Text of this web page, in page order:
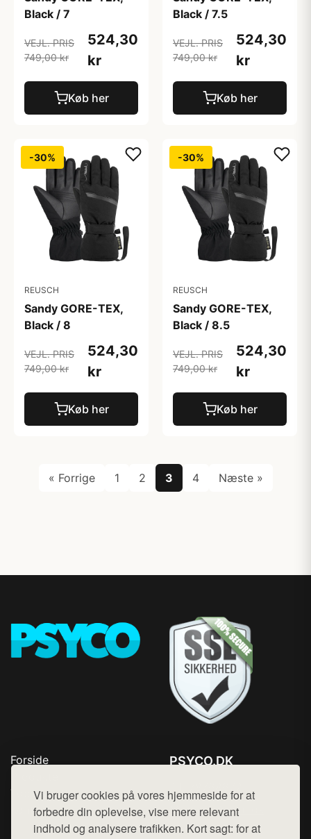
Vi bruger cookies på vores hjemmeside for at
forbedre din oplevelse, vise mere relevant
indhold og analysere trafikken. Kort sagt: for at
Black / 7
VEJL. PRIS
749,00 kr
524,30
kr
Køb her
Black / 7.5
VEJL. PRIS
749,00 kr
524,30
kr
Køb her
-30%
REUSCH
Sandy GORE-TEX,
Black / 8
VEJL. PRIS
749,00 kr
524,30
kr
Køb her
-30%
REUSCH
Sandy GORE-TEX,
Black / 8.5
VEJL. PRIS
749,00 kr
524,30
kr
Køb her
« Forrige 1 2 3 4 Næste »
Forside
Top Rabatter
Kontakt
PSYCO.DK
Mail: hej@want.dk